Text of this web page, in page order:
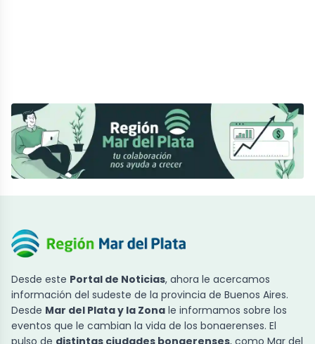
Desde este Portal de Noticias, ahora le acercamos
información del sudeste de la provincia de Buenos Aires.
Desde Mar del Plata y la Zona le informamos sobre los
eventos que le cambian la vida de los bonaerenses. El